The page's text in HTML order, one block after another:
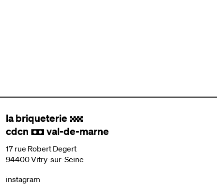
la briqueterie .
cdcn , val-de-marne
17 rue Robert Degert
94400 Vitry-sur-Seine
instagram